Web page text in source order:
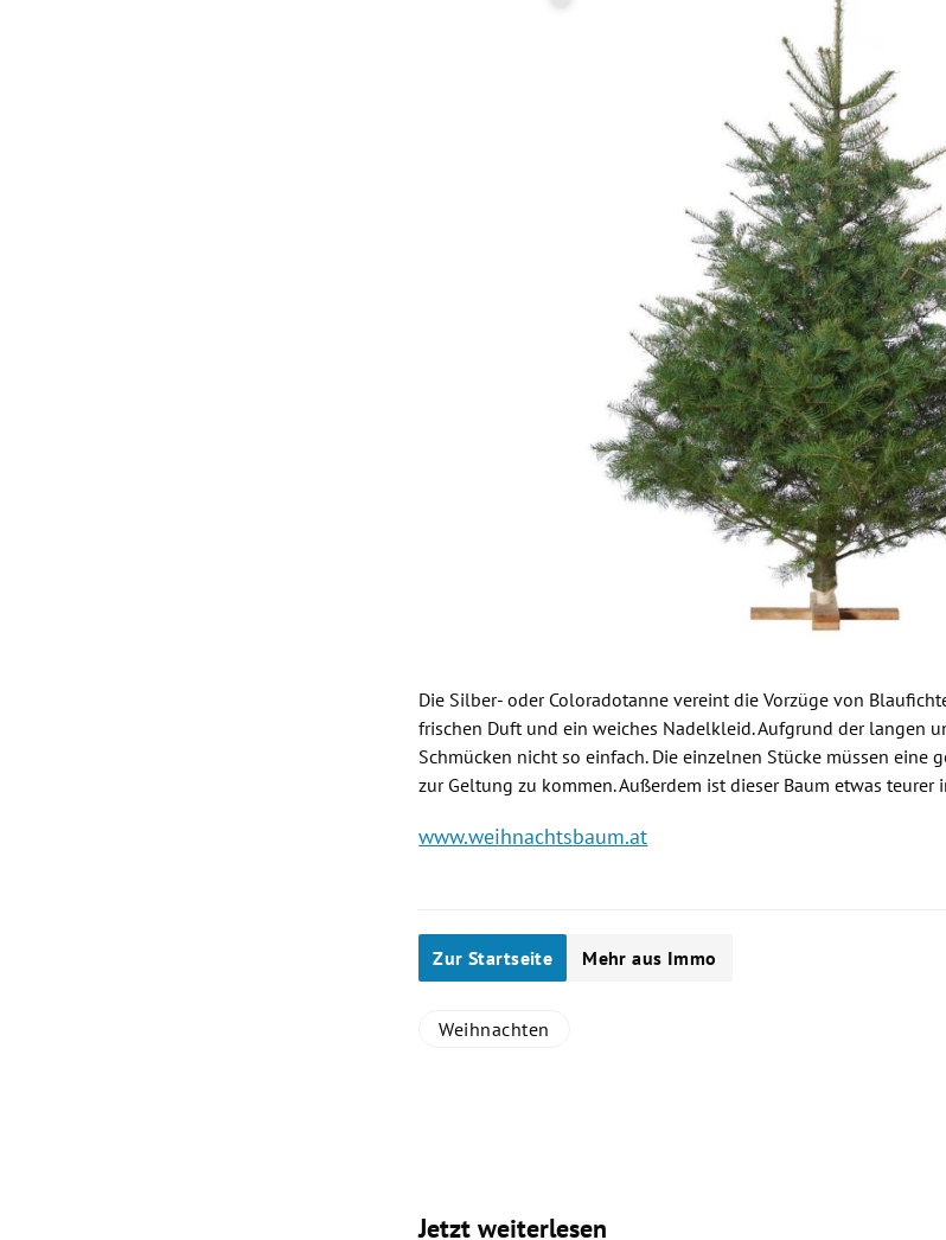
Die Silber- oder Coloradotanne vereint die Vorzüge von
frischen Duft und ein weiches Nadelkleid. Aufgrund der langen
Schmücken nicht so einfach. Die einzelnen Stücke müssen eine
zur Geltung zu kommen. Außerdem ist dieser Baum etwas teurer
www.weihnachtsbaum.at
Zur Startseite Mehr aus Immo
Weihnachten
Jetzt weiterlesen